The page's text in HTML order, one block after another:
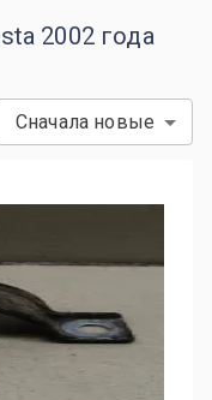
2002 года
Сначала новые